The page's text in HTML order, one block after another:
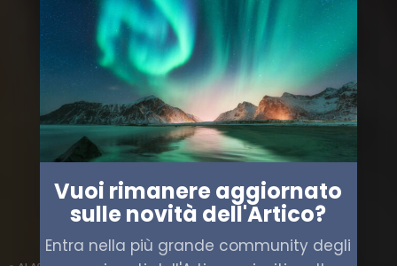
Vuoi rimanere aggiornato
sulle novità dell'Artico?
Entra nella più grande community degli